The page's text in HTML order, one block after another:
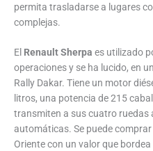
permita trasladarse a lugares
complejas.
El Renault Sherpa es utilizado
operaciones y se ha lucido, en
Rally Dakar. Tiene un motor
litros, una potencia de 215
transmiten a sus cuatro ruedas
automáticas. Se puede
Oriente con un valor que